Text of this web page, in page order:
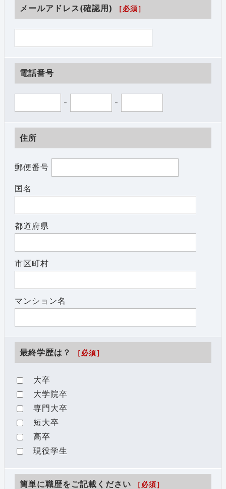
メールアドレス(確認用) ［必須］
電話番号
- -
住所
郵便番号
国名
都道府県
市区町村
マンション名
最終学歴は？ ［必須］
大卒
大学院卒
専門大卒
短大卒
高卒
現役学生
簡単に職歴をご記載ください ［必須］